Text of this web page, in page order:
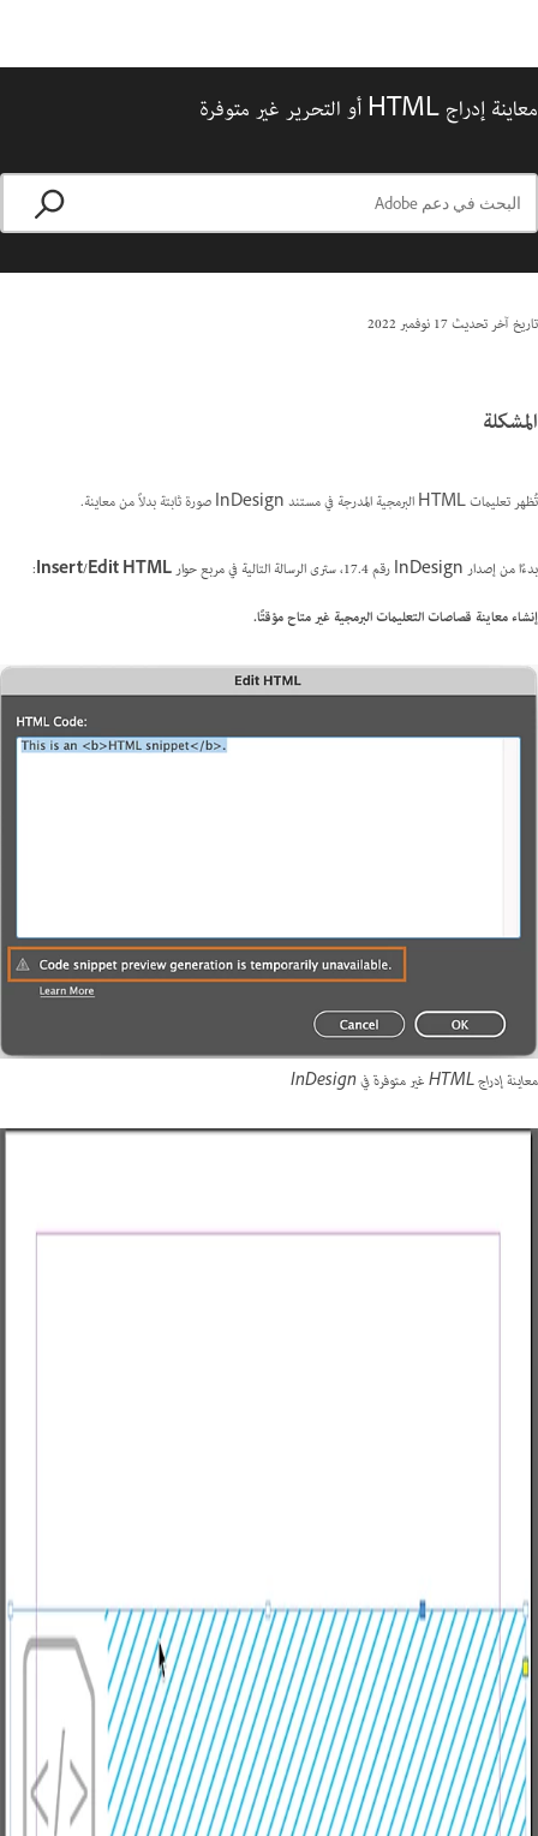
معاينة إدراج HTML أو التحرير غير متوفرة
تاريخ آخر تحديث17 نوفمبر 2022
المشكلة
تُظهر تعليمات HTML البرمجية المدرجة في مستند InDesign صورة ثابتة بدلاً من معاينة.
بدءًا من إصدار InDesign رقم 17.4، سترى الرسالة التالية في مربع حوار Insert/Edit HTML
:
إنشاء معاينة قصاصات التعليمات البرمجية غير متاح مؤقتًا.
معاينة إدراج HTML غير متوفرة في InDesign